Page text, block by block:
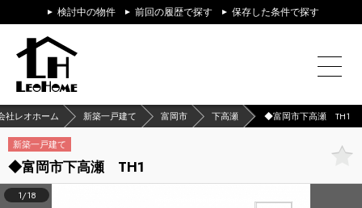
検討中の物件 前回の履歴で探す 保存した条件で探す
社レオホーム 新築一戸建て 富岡市 下高瀬 ◆富岡市下高瀬 TH1
新築一戸建て
◆富岡市下高瀬 TH1
1/18